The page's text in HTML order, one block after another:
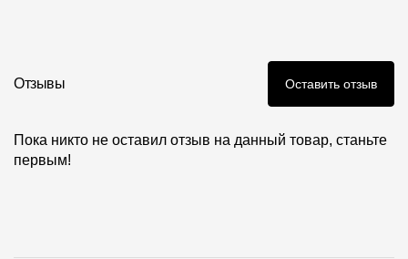
Контакты
Отзывы Оставить отзыв
Пока никто не оставил отзыв на данный товар, станьте
первым!